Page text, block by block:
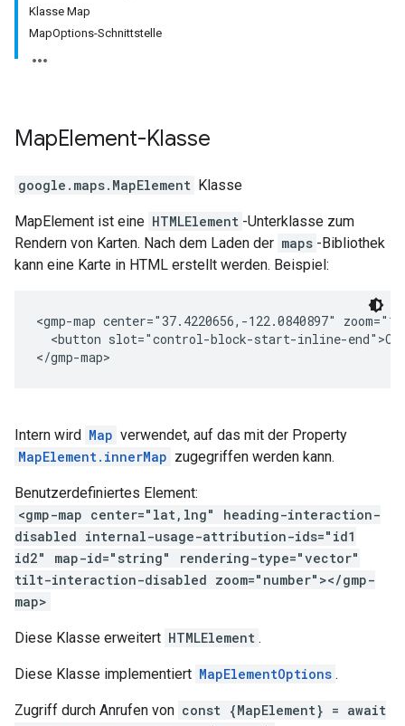
Klasse Map
MapOptions-Schnittstelle
MapElement-Klasse
google.maps. MapElement Klasse
MapElement ist eine HTMLElement -Unterklasse zum
Rendern von Karten. Nach dem Laden der maps -Bibliothek
kann eine Karte in HTML erstellt werden. Beispiel:
<gmp-map center="37.4220656,-122.0840897"
<button slot="control-block-start-inline-
</gmp-map>
Intern wird Map verwendet, auf das mit der Property
MapElement.innerMap zugegriffen werden kann.
Benutzerdefiniertes Element:
<gmp-map center="lat,lng" heading-interaction-
disabled internal-usage-attribution-ids="id1
id2" map-id="string" rendering-type="vector"
tilt-interaction-disabled zoom="number"></gmp-
map>
Diese Klasse erweitert HTMLElement .
Diese Klasse implementiert MapElementOptions .
Zugriff durch Anrufen von const {MapElement} = await